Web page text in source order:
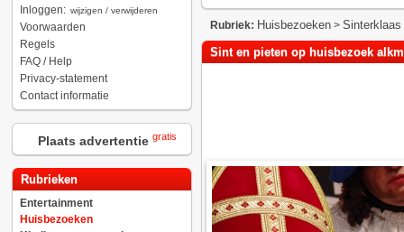
Inloggen: wijzigen / verwijderen
Voorwaarden
Regels
FAQ / Help
Privacy-statement
Contact informatie
Plaats advertentie gratis
Rubrieken
Entertainment
Huisbezoeken
Rubriek: Huisbezoeken> Sinterklaas
Sint en pieten op huisbezoek